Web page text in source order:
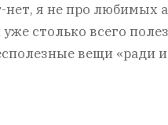
я не про любимых
столько всего
вещи «ради